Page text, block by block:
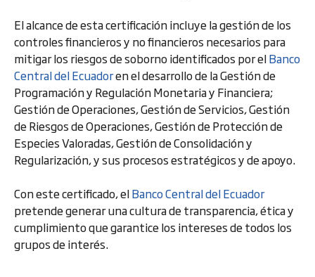
El alcance de esta certificación incluye la gestión de los
controles financieros y no financieros necesarios para
mitigar los riesgos de soborno identificados por elBanco
Central del Ecuadoren el desarrollo de la Gestión de
Programación y Regulación Monetaria y Financiera;
Gestión de Operaciones, Gestión de Servicios, Gestión
de Riesgos de Operaciones, Gestión de Protección de
Especies Valoradas, Gestión de Consolidación y
Regularización, y sus procesos estratégicos y de apoyo.
Con este certificado, elBanco Central del Ecuador
pretende generar una cultura de transparencia, ética y
cumplimiento que garantice los intereses de todos los
grupos de interés.